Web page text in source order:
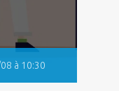
à 10:30